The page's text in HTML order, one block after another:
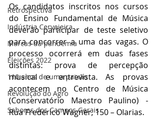
Retrospectiva
Indústria Cervejeira
Marcas da pandemia
Eleições 2022
110 anos de uma paixão
Revolução do Agro
Sabores dos Campos Gerais
Os candidatos inscritos nos cursos
do Ensino Fundamental de Música
deverão participar de teste seletivo
para concorrer a uma das vagas. O
processo ocorrerá em duas fases
distintas: prova de percepção
musical e entrevista. As provas
acontecem no Centro de Música
(Conservatório Maestro Paulino) -
Rua Frederico Wagner, 150 – Olarias.